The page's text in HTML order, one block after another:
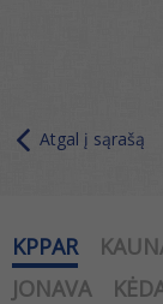
Atgal į sąrašą
KPPAR
JONAVA